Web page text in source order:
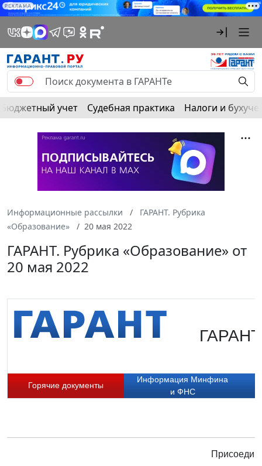
РЕКЛАМА
Бюджетный учет Судебная практика Налоги и
Информационные рассылки
ГАРАНТ. Рубрика
«Образование»
20 мая 2022
ГАРАНТ. Рубрика «Образование» от
20 мая 2022
Горячие документы
Информация Минфина
и ФНС